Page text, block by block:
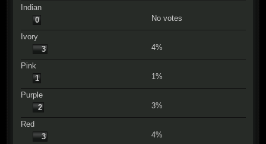
Indian
0
No votes
Ivory
3
4%
Pink
1
1%
Purple
2
3%
Red
3
4%